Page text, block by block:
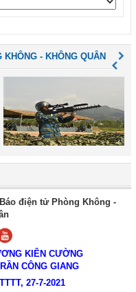
KHÔNG - KHÔNG QUÂN
điện tử Phòng Không -
KIÊN CƯỜNG
CÔNG GIANG
27-7-2021